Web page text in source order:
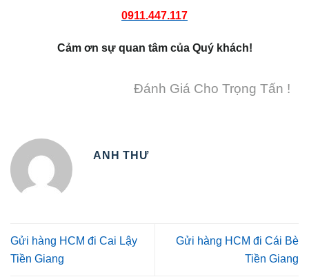
0911.447.117
Cảm ơn sự quan tâm của Quý khách!
Đánh Giá Cho Trọng Tấn !
ANH THƯ
Gửi hàng HCM đi Cai Lậy
Tiền Giang
Gửi hàng HCM đi Cái Bè
Tiền Giang